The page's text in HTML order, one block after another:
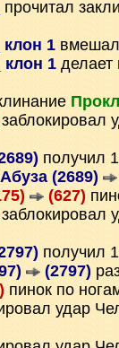
прочитал
клон 1
клон 1 делает
заблокировал
получил
Абуза (2689)
(627)
заблокировал
получил
(2797)
пинок по
удар